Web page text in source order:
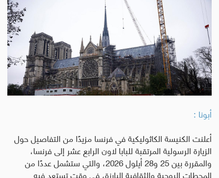
أبونا :
أعلنت الكنيسة الكاثوليكية في فرنسا مزيدًا من التفاصيل حول
الزيارة الرسولية المرتقبة للبابا لاون الرابع عشر إلى فرنسا،
والمقررة بين 25 و28 أيلول 2026، والتي ستشمل عددًا من
المحطات الروحية والثقافية البارزة، في وقت تستعد فيه